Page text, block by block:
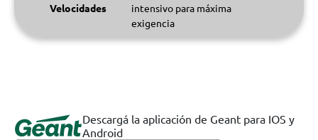
Velocidades
intensivo para máxima
exigencia
Descargá la aplicación de Geant para IOS y
Android